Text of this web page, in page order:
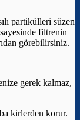
partikülleri süzen
filtrenin
görebilirsiniz.
gerek kalmaz,
kirlerden korur.